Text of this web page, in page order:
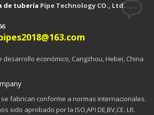
de tubería Pipe Technology CO., Ltd.
desarrollo económico, Cangzhou, Hebei, China
fabrican conforme a normas internacionales.
sido aprobado por la ISO,API DE,BV,CE. LR.